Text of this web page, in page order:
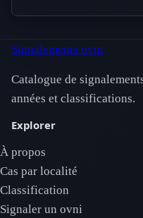
Signalements ovni
Catalogue de
années et classifications.
Explorer
À propos
Cas par localité
Classification
Signaler un ovni